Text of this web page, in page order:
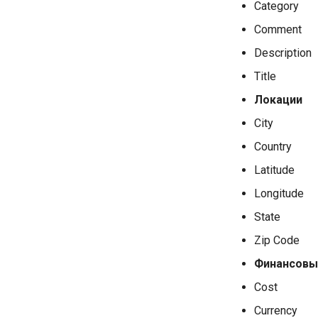
Category
Comment
Description
Title
Локации
City
Country
Latitude
Longitude
State
Zip Code
Cost
Currency